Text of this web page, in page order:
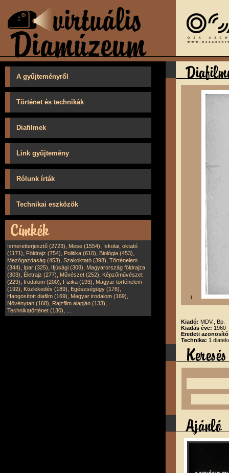
A gyűjteményről
Történet és technikák
Diafilmek
Link gyűjtemény
Rólunk írták
Technikai eszközök
Ismeretterjesztő (2723), Mese (1554), Iskolai, oktató
(1171), Földrajz (754), Politika (610), Biológia (453),
Mezőgazdaság (453), Szakoktató (398), Történelem
(344), Ipar (325), Ifjúsági (308), Magyarország földrajza
(303), Életrajz (277), Művészet (252), Képzőművészet
(229), Irodalom (200), Fizika (193), Magyar történelem
(192), Közlekedés (189), Egészségügy (176),
Hangosított diafilm (169), Magyar irodalom (169),
Növénytan (168), Rajzfilm alapján (133),
Technikatörténet (130),
1
Kiadó: MDV., Bp.
Kiadás éve: 1960
Eredeti
Technika: 1